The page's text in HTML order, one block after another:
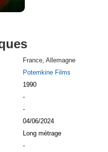
France, Allemagne
Potemkine Films
1990
-
-
04/06/2024
Long métrage
-